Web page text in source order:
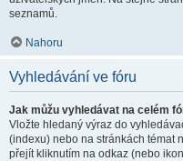
seznamů.
Nahoru
Vyhledávání ve fóru
Jak můžu vyhledávat na celém
Vložte hledaný výraz do
(indexu) nebo na stránkách témat
přejít kliknutím na odkaz (nebo